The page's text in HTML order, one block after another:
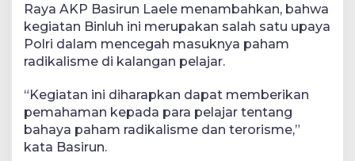
Raya AKP Basirun Laele menambahkan, bahwa
kegiatan Binluh ini merupakan salah satu upaya
Polri dalam mencegah masuknya paham
radikalisme di kalangan pelajar.
“Kegiatan ini diharapkan dapat memberikan
pemahaman kepada para pelajar tentang
bahaya paham radikalisme dan terorisme,”
kata Basirun.